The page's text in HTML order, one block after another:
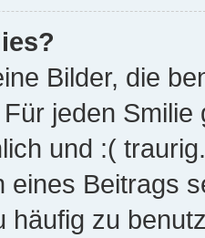
Bilder, die
jeden
und :(
eines Beitrags
häufig zu